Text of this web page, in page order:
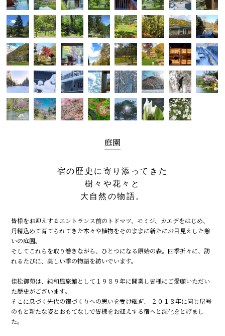
庭園
宿の歴史に寄り添ってきた
樹々や花々と
大自然の物語。
皆様をお迎えするエントランス前のトドマツ、モミジ、カエデをはじめ、
丹精込めて育てられてきた木々や植物をそのままに新たにお目見えした憩
いの庭園。
そしてこれらを取り巻きながら、ひとつになる原始の森。四季折々に、訪
れるたびに、美しい季の物語を紡いでいます。
佳松御苑は、純和風旅館として１９８９年に開業し皆様にご愛顧いただい
た歴史がございます。
そこに息づく先代の宿づくりへの思いを受け継ぎ、
２０１８年に同じ屋号
のもと新たな姿とおもてなしで皆様をお迎えする宿へと深化をとげまし
た。